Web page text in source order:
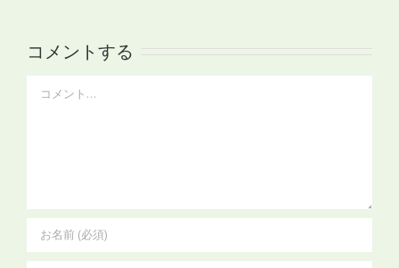
コメントする
Comment